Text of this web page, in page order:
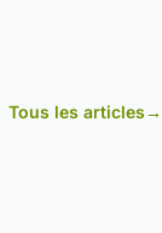
Tous les articles→